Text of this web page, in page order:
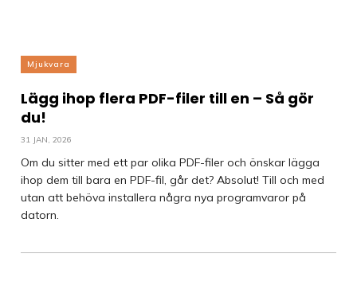
Mjukvara
Lägg ihop flera PDF-filer till en – Så gör
du!
31 JAN, 2026
Om du sitter med ett par olika PDF-filer och önskar lägga
ihop dem till bara en PDF-fil, går det? Absolut! Till och med
utan att behöva installera några nya programvaror på
datorn.